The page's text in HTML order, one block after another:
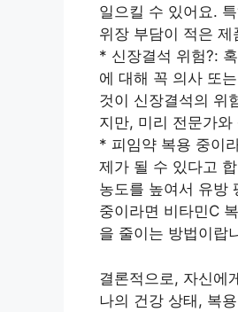
일으킬 수 있어요.
위장 부담이 적은
* 신장결석 위험?:
에 대해 꼭 의사 또
것이 신장결석의 위
지만, 미리 전문가
* 피임약 복용 중이
제가 될 수 있다고
농도를 높여서 유방
중이라면 비타민C
을 줄이는 방법이랍
결론적으로, 자신에
나의 건강 상태, 복